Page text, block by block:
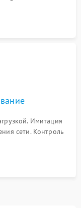
порогов
старения АКБ.
Имитация
сети. Контроль
режима и
сигнала.